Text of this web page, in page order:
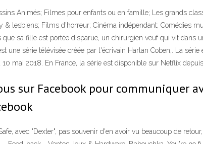
Animés; Filmes pour enfants ou en famille; Les grands
lesbiens; Films d'horreur; Cinéma indépendant; Comédies
sa fille est portée disparue, un chirurgien veuf qui vit dans
une série télévisée créée par l'écrivain Harlan Coben,. La
mai 2018. En France, la série est disponible sur Netflix
sur Facebook pour communiquer
avec "Dexter", pas souvenir d'en avoir vu beaucoup de